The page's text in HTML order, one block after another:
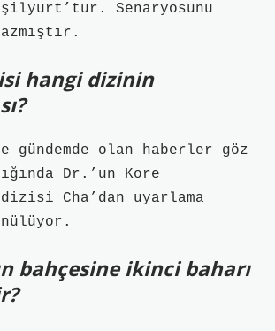
Senaryosunu
hangi dizinin
gündemde olan haberler göz
Dr.’un Kore
Cha’dan uyarlama
bahçesine ikinci baharı